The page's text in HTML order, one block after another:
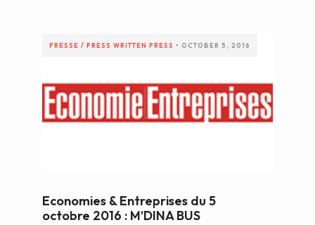
PRESSE / PRESS WRITTEN PRESS • OCTOBER 5, 2016
Economies & Entreprises du 5
octobre 2016 : M’DINA BUS